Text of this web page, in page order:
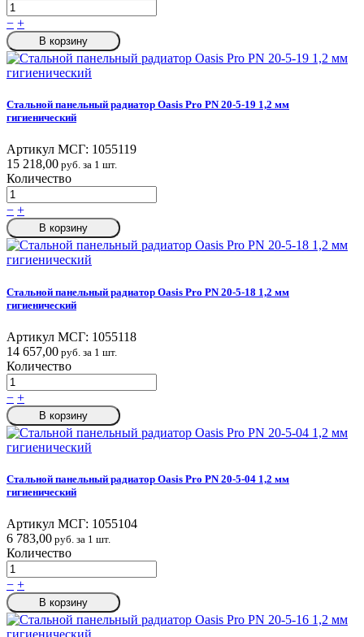
− +
В корзину
Стальной панельный радиатор Oasis Pro PN 20-5-19 1,2 мм
гигиенический
Артикул МСГ: 1055119
15 218,00 руб. за 1 шт.
Количество
− +
В корзину
Стальной панельный радиатор Oasis Pro PN 20-5-18 1,2 мм
гигиенический
Артикул МСГ: 1055118
14 657,00 руб. за 1 шт.
Количество
− +
В корзину
Стальной панельный радиатор Oasis Pro PN 20-5-04 1,2 мм
гигиенический
Артикул МСГ: 1055104
6 783,00 руб. за 1 шт.
Количество
− +
В корзину